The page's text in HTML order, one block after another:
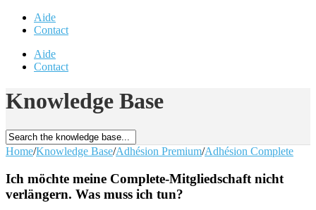
Aide
Contact
Aide
Contact
Knowledge Base
Home/Knowledge Base/Adhésion Premium/Adhésion Complete
Ich möchte meine Complete-Mitgliedschaft nicht
verlängern. Was muss ich tun?